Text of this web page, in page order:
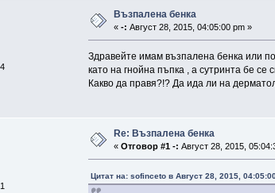
Възпалена бенка
«-: Август 28, 2015, 04:05:00 pm »
Здравейте имам възпалена бенка или
като на гнойна пъпка , а сутринта бе се
Какво да правя?!? Да ида ли на
Re: Възпалена бенка
«Отговор #1 -: Август 28, 2015,
Цитат на: sofinceto в Август 28, 2015,